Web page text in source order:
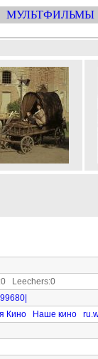
МУЛЬТФИЛЬМЫ
Leechers:0
Кино Наше кино